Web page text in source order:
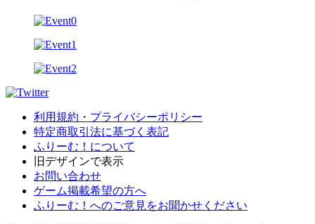
利用規約・プライバシーポリシー
特定商取引法に基づく表記
ふりーむ！について
旧デザインで表示
お問い合わせ
ゲーム掲載希望の方へ
ふりーむ！へのご意見をお聞かせください